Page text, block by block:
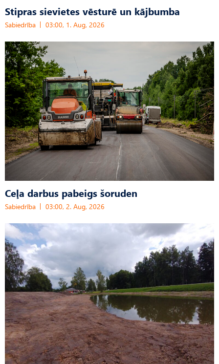
Stipras sievietes vēsturē un kājbumba
Sabiedrība 03:00, 1. Aug, 2026
Ceļa darbus pabeigs šoruden
Sabiedrība 03:00, 2. Aug, 2026